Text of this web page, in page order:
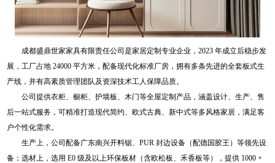
成都盛鼎世家家具有限责任公司是家居定制专业企业，2023 年成立后稳步发
展，工厂占地 24000 平方米，配备现代化标准厂房，拥有多条先进的全套板式生
产线，并有高素质管理团队及资深技术工人保障品质。
公司提供衣柜、橱柜、护墙板、木门等全屋定制产品，涵盖设计、生产、售
后一站式服务，可精准打造现代简约、欧式古典、新中式等多风格家居，满足客
户个性化需求。
生产上，公司配备广东南兴开料锯、PUR 封边设备（配德国胶王）等领先设
备；选材上，选用 E0 级及以上环保板材（含欧松板、禾香板等），提供 1000 +